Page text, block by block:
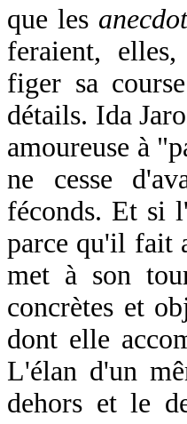
que les
feraient,
figer sa
détails. Ida
amoureuse à
ne cesse
féconds. Et si
parce qu'il fait
met à son
concrètes et
dont elle
L'élan d'un
dehors et le